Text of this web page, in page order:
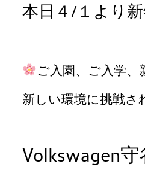
本日４/１より
ご入園、ご入学、
新しい環境に挑戦
Volkswagen